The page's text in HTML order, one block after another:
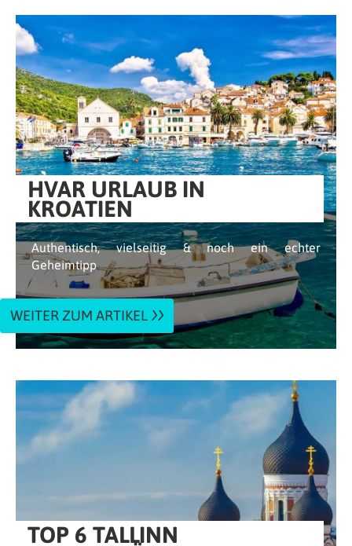
HVAR URLAUB IN
KROATIEN
Authentisch, vielseitig & noch ein echter
Geheimtipp
WEITER ZUM ARTIKEL
TOP 6 TALLINN